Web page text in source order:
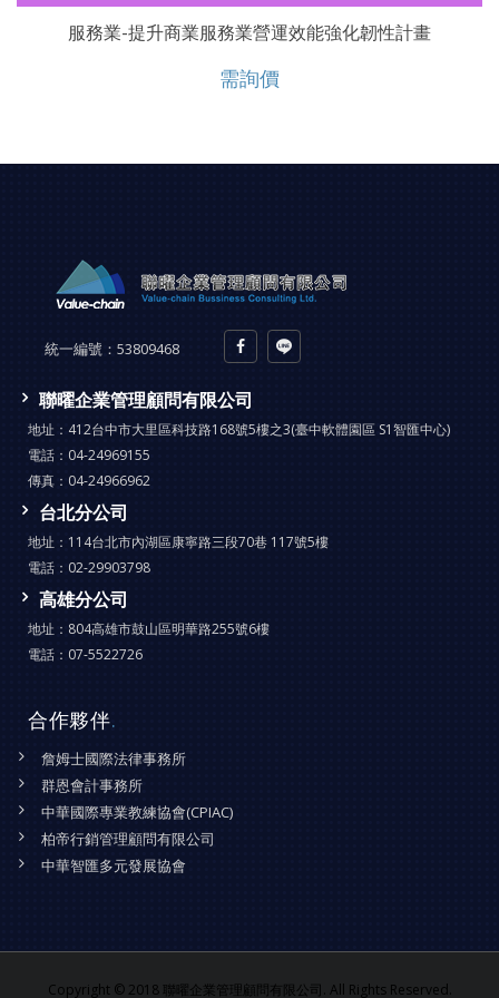
服務業-提升商業服務業營運效能強化韌性計畫
需詢價
統一編號： 53809468
聯曜企業管理顧問有限公司
地址： 412台中市大里區科技路168號5樓之3(臺中軟體園區 S1智匯中心)
電話： 04-24969155
傳真： 04-24966962
台北分公司
地址： 114台北市內湖區康寧路三段70巷 117號5樓
電話： 02-29903798
高雄分公司
地址： 804高雄市鼓山區明華路255號6樓
電話： 07-5522726
合作夥伴.
詹姆士國際法律事務所
群恩會計事務所
中華國際專業教練協會(CPIAC)
柏帝行銷管理顧問有限公司
中華智匯多元發展協會
Copyright © 2018 聯曜企業管理顧問有限公司. All Rights Reserved.